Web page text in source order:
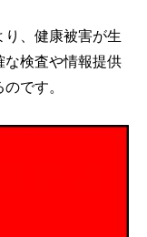
、健康被害が生
な検査や情報提供
です。